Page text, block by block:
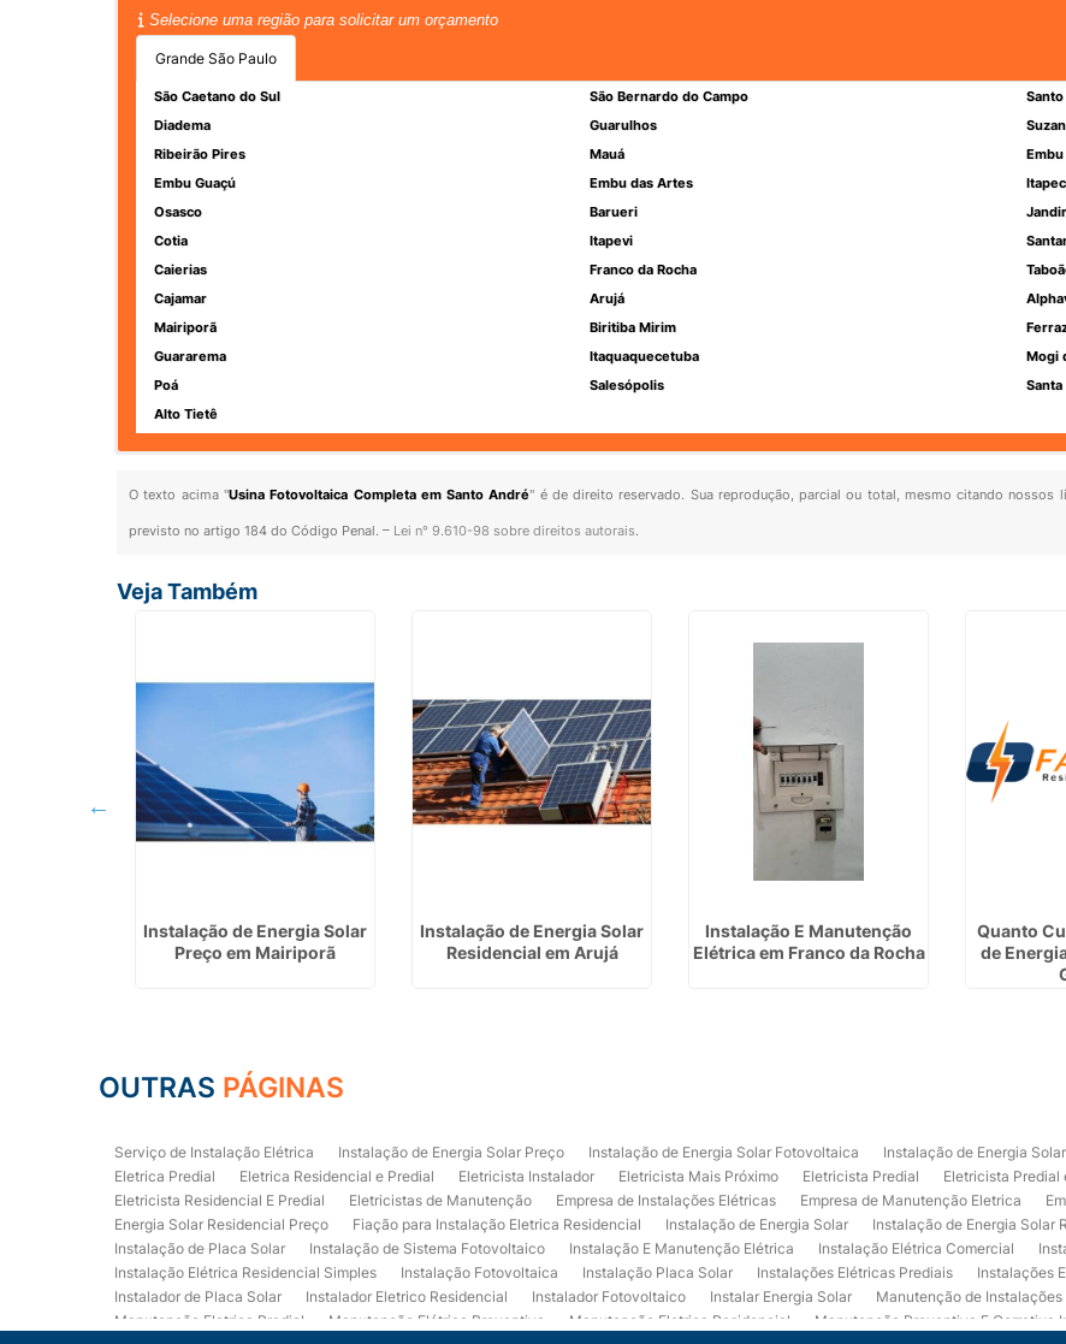
Selecione uma região para solicitar um orçamento
Grande São Paulo
São Caetano do Sul São Bernardo do Campo
Diadema
Guarulhos
Ribeirão Pires
Mauá
Embu
Embu Guaçú
Embu das Artes
Osasco
Barueri
Cotia
Itapevi
Caierias
Franco da Rocha
Cajamar
Arujá
Mairiporã
Biritiba Mirim
Guararema
Itaquaquecetuba
Mogi
Poá
Salesópolis
Santa
Alto Tietê
O texto acima "Usina Fotovoltaica Completa em Santo André" é de direito reservado. Sua reprodução, parcial ou total, mesmo citando
previsto no artigo 184 do Código Penal. – Lei n° 9.610-98 sobre direitos autorais.
Veja Também
Instalação de Energia Solar
Preço em Mairiporã
Instalação de Energia Solar
Residencial em Arujá
Instalação E Manutenção
Elétrica em Franco da Rocha
Quanto
de
OUTRAS PÁGINAS
Serviço de Instalação Elétrica Instalação de Energia Solar Preço Instalação de Energia Solar Fotovoltaica Instalação de Energia
Eletrica Predial
Eletrica Residencial e Predial Eletricista Instalador Eletricista Mais Próximo Eletricista Predial Eletricista Predial
Eletricista Residencial E Predial
Eletricistas de Manutenção Empresa de Instalações Elétricas Empresa de Manutenção Eletrica
Energia Solar Residencial Preço
Fiação para Instalação Eletrica Residencial Instalação de Energia Solar Instalação de Energia Solar
Instalação de Placa Solar
Instalação de Sistema Fotovoltaico Instalação E Manutenção Elétrica Instalação Elétrica Comercial
Instalação Elétrica Residencial Simples
Instalação Fotovoltaica Instalação Placa Solar Instalações Elétricas Prediais Instalações
Instalador de Placa Solar
Instalador Eletrico Residencial Instalador Fotovoltaico Instalar Energia Solar Manutenção de Instalações
Manutenção Eletrica Predial
Manutenção Elétrica Preventiva Manutenção Eletrica Residencial
Manutenção Preventiva E Corretiva